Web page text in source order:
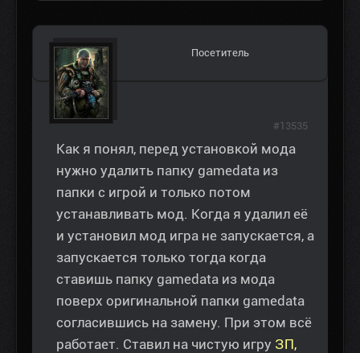
Посетитель
Как я понял, перед установкой мода
нужно удалить папку gamedata из
папки с игрой и только потом
устанавливать мод. Когда я удалил её
и установил мод игра не запускается, а
запускается только тогда когда
ставишь папку gamedata из мода
поверх оригинальной папки gamedata
согласившись на замену. При этом всё
работает. Ставил на чистую игру ЗП,
#13535